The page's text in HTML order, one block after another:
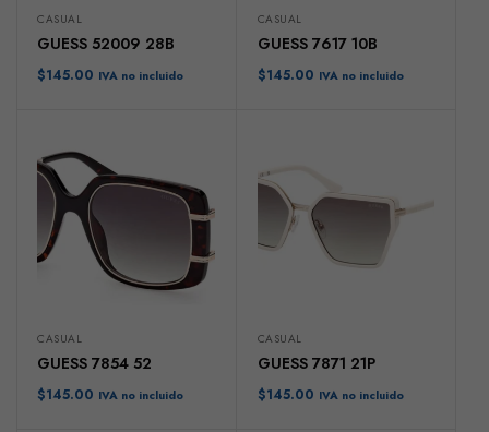
CASUAL
GUESS 52009 28B
$145.00 IVA no incluido
CASUAL
GUESS 7617 10B
$145.00 IVA no incluido
CASUAL
GUESS 7854 52
$145.00 IVA no incluido
CASUAL
GUESS 7871 21P
$145.00 IVA no incluido